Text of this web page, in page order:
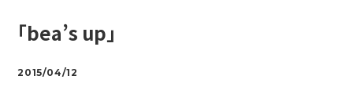
「bea’s up」
2015/04/12